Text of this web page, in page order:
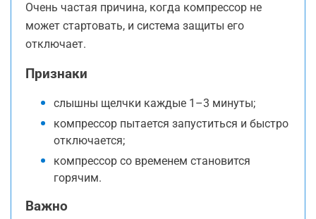
Очень частая причина, когда компрессор не
может стартовать, и система защиты его
отключает.
Признаки
слышны щелчки каждые 1–3 минуты;
компрессор пытается запуститься и быстро
отключается;
компрессор со временем становится
горячим.
Важно